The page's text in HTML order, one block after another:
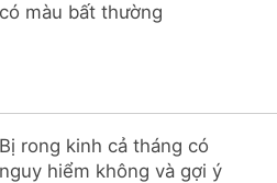
có màu bất thường
Bị rong kinh cả tháng có
nguy hiểm không và gợi ý